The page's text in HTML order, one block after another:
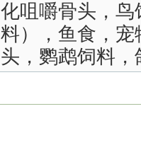
化咀嚼骨头，
料），鱼食，
头，鹦鹉饲料，